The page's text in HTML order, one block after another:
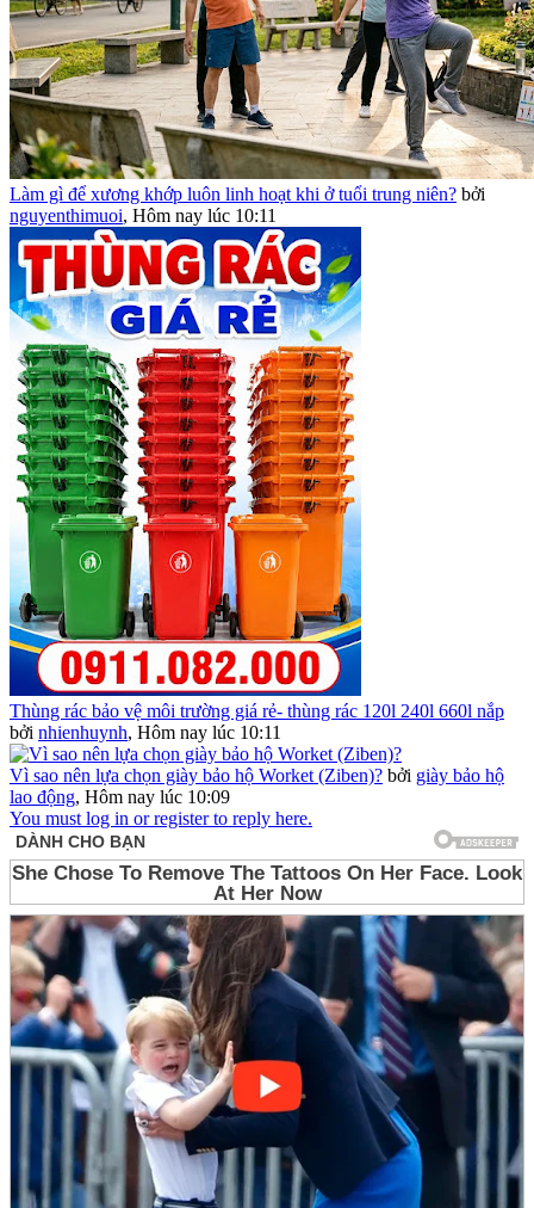
Làm gì để xương khớp luôn linh hoạt khi ở tuổi trung niên? bởi
nguyenthimuoi, Hôm nay lúc 10:11
Thùng rác bảo vệ môi trường giá rẻ- thùng rác 120l 240l 660l nắp
bởi nhienhuynh, Hôm nay lúc 10:11
Vì sao nên lựa chọn giày bảo hộ Worket (Ziben)? bởi giày bảo hộ
lao động, Hôm nay lúc 10:09
You must log in or register to reply here.